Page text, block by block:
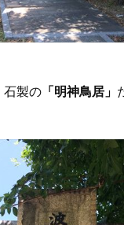
石製の 「明神鳥居」